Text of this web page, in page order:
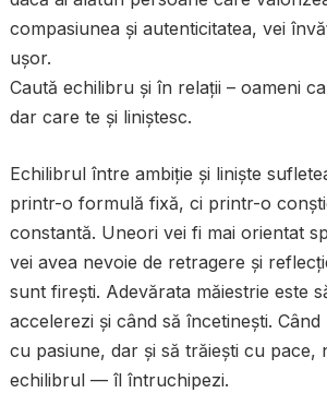
compasiunea și autenticitatea, vei
ușor.
Caută echilibru și în relații – oameni
dar care te și liniștesc.
Echilibrul între ambiție și liniște
printr-o formulă fixă, ci printr-o
constantă. Uneori vei fi mai orientat
vei avea nevoie de retragere și
sunt firești. Adevărata măiestrie este
accelerezi și când să încetinești.
cu pasiune, dar și să trăiești cu pace,
echilibrul — îl întruchipezi.